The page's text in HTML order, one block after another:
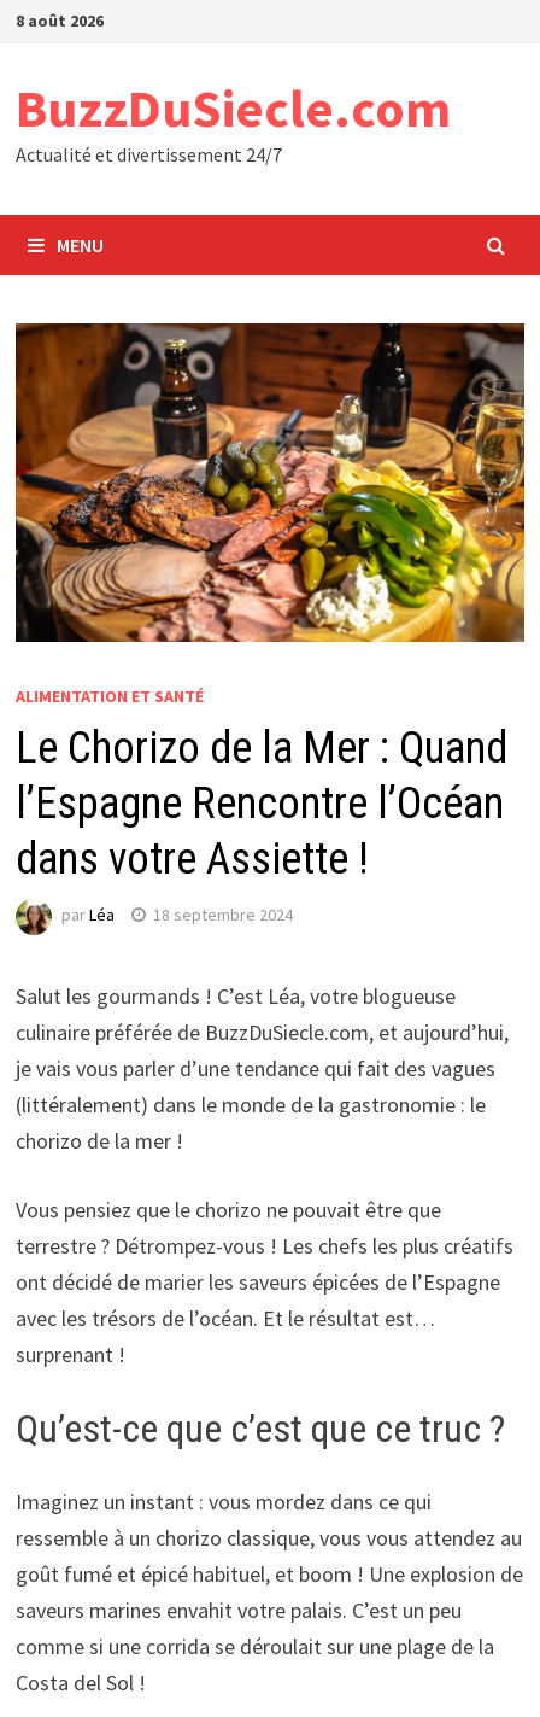
Passer
8 août 2026
BuzzDuSiecle.com
Actualité et divertissement 24/7
MENU
ALIMENTATION ET SANTÉ
Le Chorizo de la Mer : Quand
l’Espagne Rencontre l’Océan
dans votre Assiette !
parLéa 18 septembre 2024
Salut les gourmands ! C’est Léa, votre blogueuse
culinaire préférée de BuzzDuSiecle.com, et aujourd’hui,
je vais vous parler d’une tendance qui fait des vagues
(littéralement) dans le monde de la gastronomie : le
chorizo de la mer !
Vous pensiez que le chorizo ne pouvait être que
terrestre ? Détrompez-vous ! Les chefs les plus créatifs
ont décidé de marier les saveurs épicées de l’Espagne
avec les trésors de l’océan. Et le résultat est…
surprenant !
Qu’est-ce que c’est que ce truc ?
Imaginez un instant : vous mordez dans ce qui
ressemble à un chorizo classique, vous vous attendez au
goût fumé et épicé habituel, et boom ! Une explosion de
saveurs marines envahit votre palais. C’est un peu
comme si une corrida se déroulait sur une plage de la
Costa del Sol !